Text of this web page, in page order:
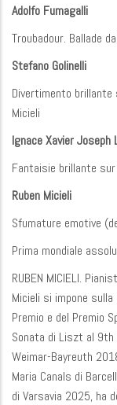
Adolfo Fumagalli
Troubadour. Ballade
Stefano Golinelli
Divertimento brillante
Micieli
Ignace Xavier Joseph
Fantaisie brillante sur
Ruben Micieli
Sfumature emotive
Prima mondiale
RUBEN MICIELI.
Micieli si impone
Premio e del Premio
Sonata di Liszt al 9th
Weimar-Bayreuth
Maria Canals di
di Varsavia 2025, ha